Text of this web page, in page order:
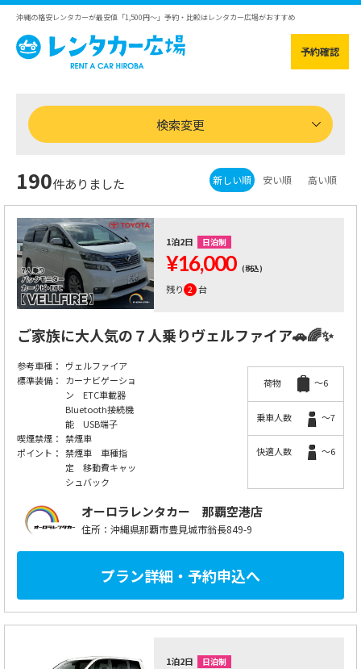
沖縄の格安レンタカーが最安値「1,500円～」予約・比較はレンタカー広場がおすすめ
予約確認
検索変更
190件ありました 新しい順 安い順 高い順
1泊2日 日泊制
¥16,000 (税込)
残り 2 台
ご家族に大人気の７人乗りヴェルファイア🚗🌈✨
参考車種：
ヴェルファイア
標準装備：
カーナビゲーショ
ン ETC車載器
Bluetooth接続機
能 USB端子
喫煙禁煙： 禁煙車
ポイント： 禁煙車 車種指
定 移動費キャッ
シュバック
荷物 ～6
乗車人数 ～7
快適人数 ～6
オーロラレンタカー 那覇空港店
住所：沖縄県那覇市豊見城市翁長849-9
プラン詳細・予約申込へ
1泊2日 日泊制